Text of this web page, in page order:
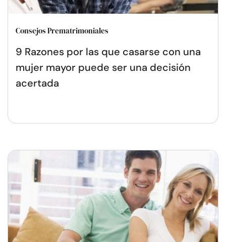
Consejos Prematrimoniales
9 Razones por las que casarse con una
mujer mayor puede ser una decisión
acertada